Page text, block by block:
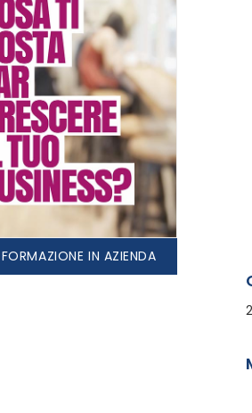
FORMAZIONE IN AZIENDA